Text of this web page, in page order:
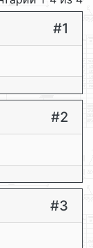
#1
#2
#3